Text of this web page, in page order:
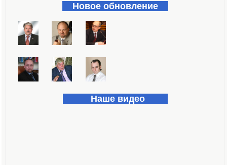
Новое обновление
Наше видео